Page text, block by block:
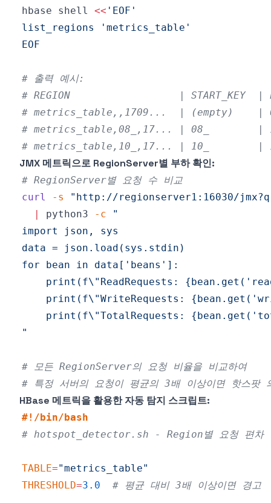
hbase shell <<
EOF
# 출력 예시:
# REGION                  | START_KEY  |
# metrics_table,,1709...  | (empty)
# metrics_table,08_,17... | 08_        |
# metrics_table,10_,17... | 10_        |
JMX 메트릭으로 RegionServer별 부하 확인:
# RegionServer별 요청 수 비교
curl
-s
"http://regionserver1:16030/
|
python3 -c
    print(f
\" ReadRequests:
    print(f
\"WriteRequests:
    print(f
\"TotalRequests:
"
# 모든 RegionServer의 요청 비율을 비교하여
# 특정 서버의 요청이 평균의 3배 이상이면 핫스팟
HBase 메트릭을 활용한 자동 탐지 스크립트:
#!/bin/bash
# hotspot_detector.sh - Region별 요청 편차
TABLE="metrics_table"
THRESHOLD=3.0 # 평균 대비 3배 이상이면 경고